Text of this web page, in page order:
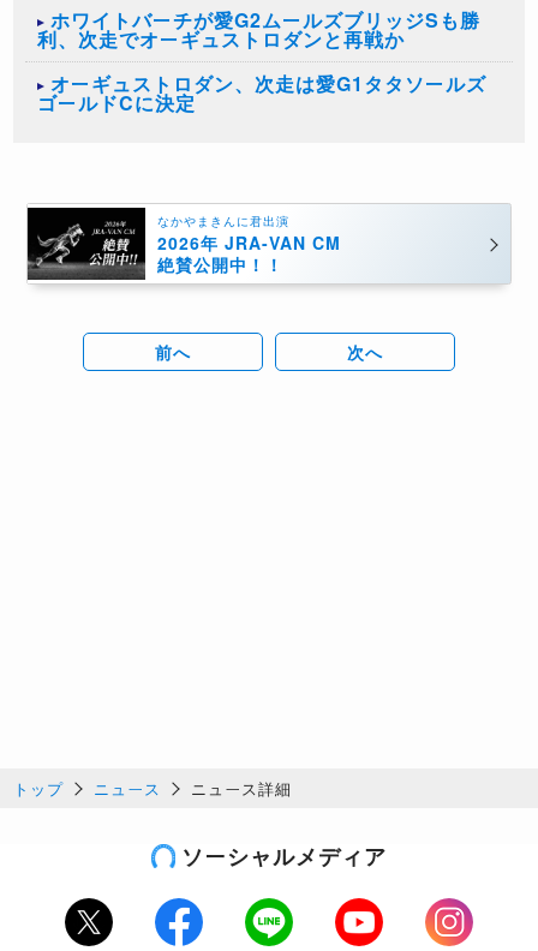
ホワイトバーチが愛G2ムールズブリッジSも勝
利、次走でオーギュストロダンと再戦か
オーギュストロダン、次走は愛G1タタソールズ
ゴールドCに決定
なかやまきんに君出演
2026年 JRA-VAN CM
絶賛公開中！！
前へ 次へ
トップ ニュース ニュース詳細
ソーシャルメディア